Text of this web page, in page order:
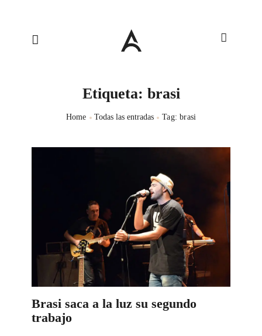
Etiqueta: brasi
Home Todas las entradas Tag: brasi
Brasi saca a la luz su segundo
trabajo